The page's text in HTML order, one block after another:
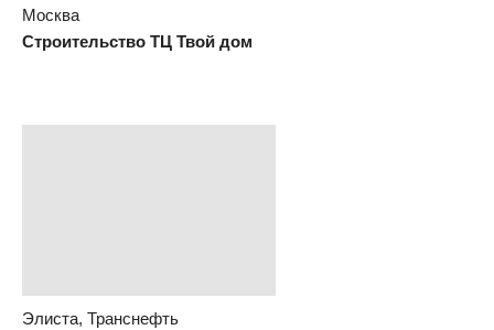
Москва
Строительство ТЦ Твой дом
Элиста, Транснефть